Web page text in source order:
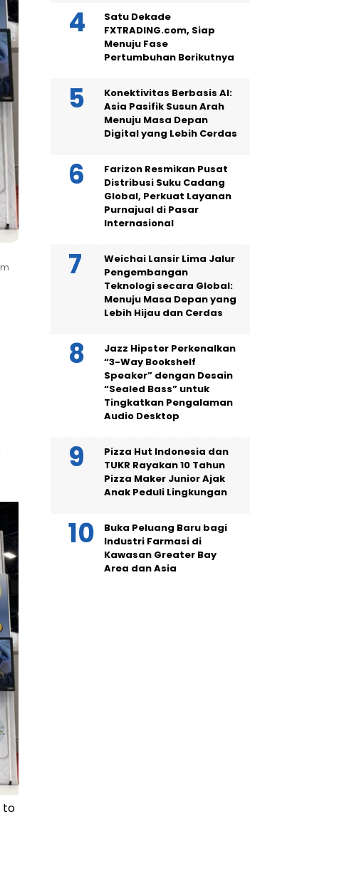
to
Satu Dekade
FXTRADING.com, Siap
Menuju Fase
Pertumbuhan Berikutnya
Konektivitas Berbasis AI:
Asia Pasifik Susun Arah
Menuju Masa Depan
Digital yang Lebih Cerdas
Farizon Resmikan Pusat
Distribusi Suku Cadang
Global, Perkuat Layanan
Purnajual di Pasar
Internasional
Weichai Lansir Lima Jalur
Pengembangan
Teknologi secara Global:
Menuju Masa Depan yang
Lebih Hijau dan Cerdas
Jazz Hipster Perkenalkan
“3-Way Bookshelf
Speaker” dengan Desain
“Sealed Bass” untuk
Tingkatkan Pengalaman
Audio Desktop
Pizza Hut Indonesia dan
TUKR Rayakan 10 Tahun
Pizza Maker Junior Ajak
Anak Peduli Lingkungan
Buka Peluang Baru bagi
Industri Farmasi di
Kawasan Greater Bay
Area dan Asia